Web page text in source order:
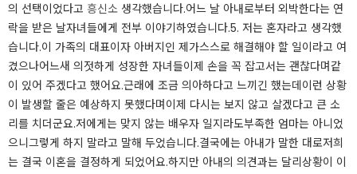
의 선택이었다고 흥신소 생각했습니다.​어느 날 아내로부터 외박한다는 연
락을 받은 날자녀들에게 전부 이야기하였습니다.​​5. 저는 혼자라고 생각했
습니다.​이 가족의 대표이자 아버지인 제가스스로 해결해야 할 일이라고 여
겼으나어느새 의젓하게 성장한 자녀들이제 손을 꼭 잡고서는 괜찮다며같
이 있어 주겠다고 했어요.​근래에 조금 의아하다고 느끼긴 했는데이런 상황
이 발생할 줄은 예상하지 못했다며이제 다시는 보지 않고 살겠다고 큰 소
리를 치더군요.​저에게는 맞지 않는 배우자 일지라도부족한 엄마는 아니었
으니그렇게 하지 말라고 말해 두었습니다.​결국에는 아내가 말한 대로저희
는 결국 이혼을 결정하게 되었어요.​​하지만 아내의 의견과는 달리상황이 이